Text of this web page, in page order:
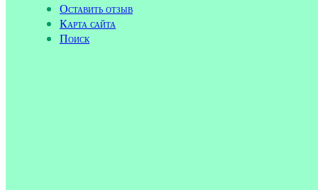
Оставить отзыв
Карта сайта
Поиск